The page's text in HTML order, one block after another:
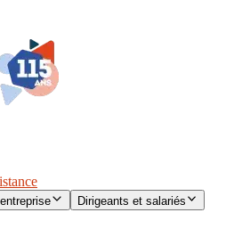
Dirigeants et salariés